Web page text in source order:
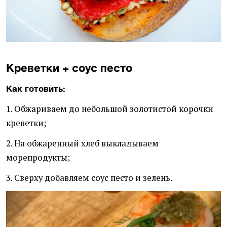
Креветки + соус песто
Как готовить:
1. Обжариваем до небольшой золотистой корочки
креветки;
2. На обжаренный хлеб выкладываем
морепродукты;
3. Сверху добавляем соус песто и зелень.